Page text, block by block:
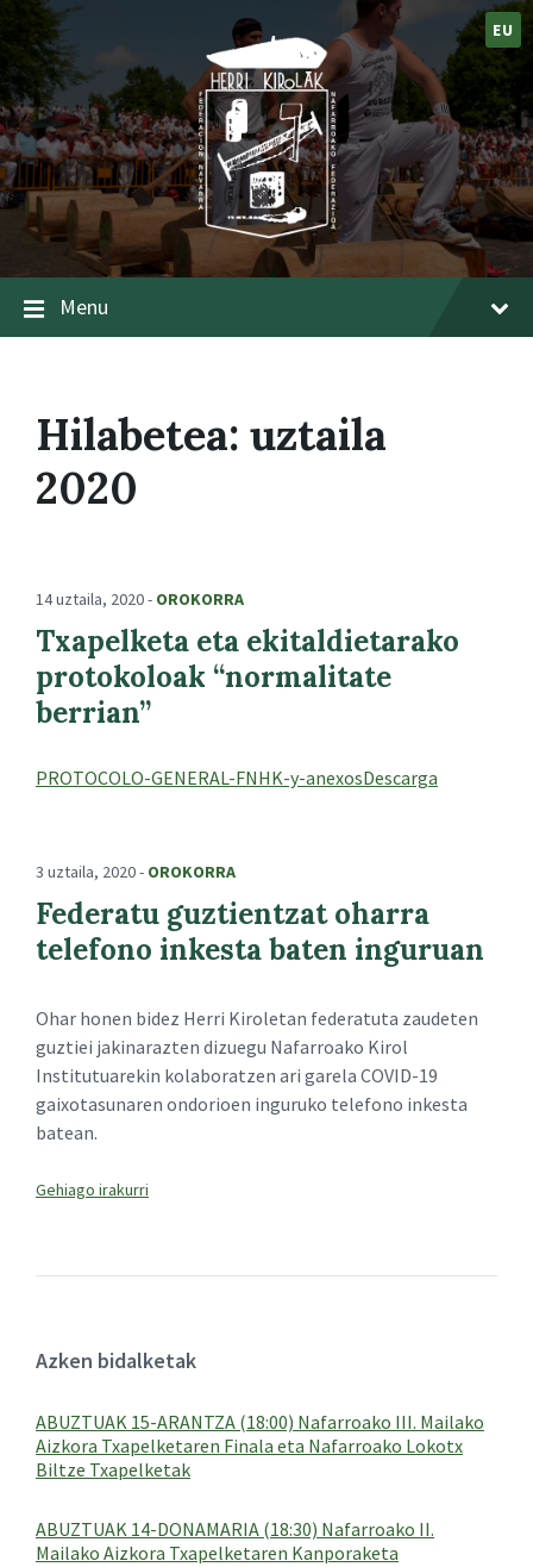
EU
Menu
Hilabetea: uztaila
2020
14 uztaila, 2020- OROKORRA
Txapelketa eta ekitaldietarako
protokoloak “normalitate
berrian”
PROTOCOLO-GENERAL-FNHK-y-anexosDescarga
3 uztaila, 2020- OROKORRA
Federatu guztientzat oharra
telefono inkesta baten inguruan
Ohar honen bidez Herri Kiroletan federatuta zaudeten
guztiei jakinarazten dizuegu Nafarroako Kirol
Institutuarekin kolaboratzen ari garela COVID-19
gaixotasunaren ondorioen inguruko telefono inkesta
batean.
Azken bidalketak
ABUZTUAK 15-ARANTZA (18:00) Nafarroako III. Mailako
Aizkora Txapelketaren Finala eta Nafarroako Lokotx
Biltze Txapelketak
ABUZTUAK 14-DONAMARIA (18:30) Nafarroako II.
Mailako Aizkora Txapelketaren Kanporaketa